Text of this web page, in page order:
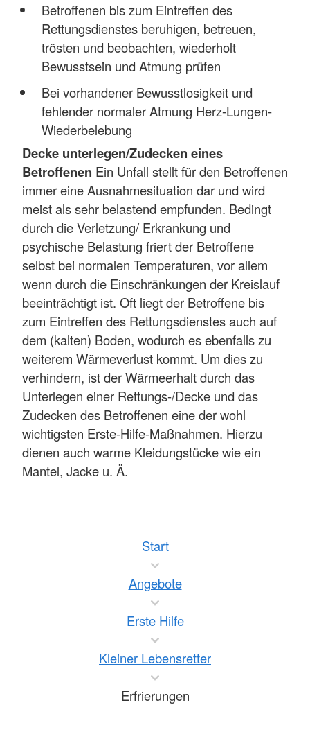
Betroffenen bis zum Eintreffen des
Rettungsdienstes beruhigen, betreuen,
trösten und beobachten, wiederholt
Bewusstsein und Atmung prüfen
Bei vorhandener Bewusstlosigkeit und
fehlender normaler Atmung Herz-Lungen-
Wiederbelebung
Decke unterlegen/Zudecken eines
Betroffenen Ein Unfall stellt für den Betroffenen
immer eine Ausnahmesituation dar und wird
meist als sehr belastend empfunden. Bedingt
durch die Verletzung/ Erkrankung und
psychische Belastung friert der Betroffene
selbst bei normalen Temperaturen, vor allem
wenn durch die Einschränkungen der Kreislauf
beeinträchtigt ist. Oft liegt der Betroffene bis
zum Eintreffen des Rettungsdienstes auch auf
dem (kalten) Boden, wodurch es ebenfalls zu
weiterem Wärmeverlust kommt. Um dies zu
verhindern, ist der Wärmeerhalt durch das
Unterlegen einer Rettungs-/Decke und das
Zudecken des Betroffenen eine der wohl
wichtigsten Erste-Hilfe-Maßnahmen. Hierzu
dienen auch warme Kleidungstücke wie ein
Mantel, Jacke u. Ä.
Start
Angebote
Erste Hilfe
Kleiner Lebensretter
Erfrierungen